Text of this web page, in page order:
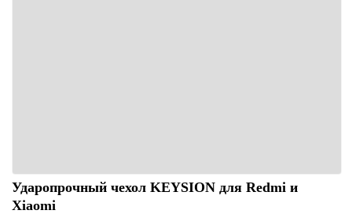
Ударопрочный чехол KEYSION для Redmi и
Xiaomi